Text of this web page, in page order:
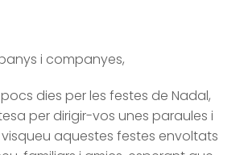
i companyes,
dies per les festes de Nadal,
per dirigir-vos unes paraules i
aquestes festes envoltats